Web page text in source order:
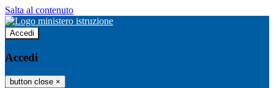
Salta al contenuto
Accedi
Accedi
button close ×